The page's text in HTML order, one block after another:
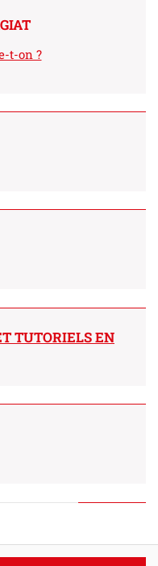
t-on ?
TUTORIELS EN